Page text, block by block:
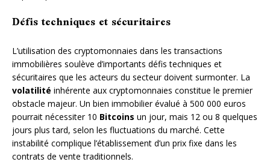
Défis techniques et sécuritaires
L’utilisation des cryptomonnaies dans les transactions
immobilières soulève d’importants défis techniques et
sécuritaires que les acteurs du secteur doivent surmonter. La
volatilité inhérente aux cryptomonnaies constitue le premier
obstacle majeur. Un bien immobilier évalué à 500 000 euros
pourrait nécessiter 10 Bitcoins un jour, mais 12 ou 8 quelques
jours plus tard, selon les fluctuations du marché. Cette
instabilité complique l’établissement d’un prix fixe dans les
contrats de vente traditionnels.